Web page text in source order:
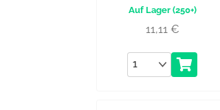
(250+)
11,11 €
Anzahl